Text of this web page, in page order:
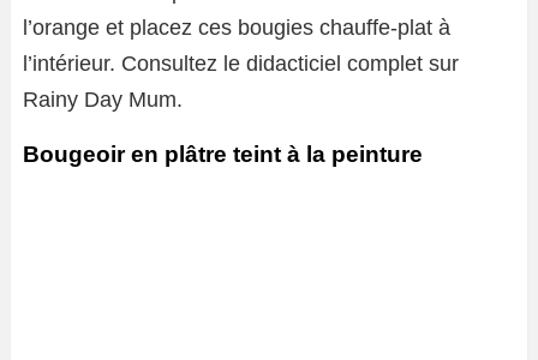
l’orange et placez ces bougies chauffe-plat à
l’intérieur. Consultez le didacticiel complet sur
Rainy Day Mum.
Bougeoir en plâtre teint à la peinture